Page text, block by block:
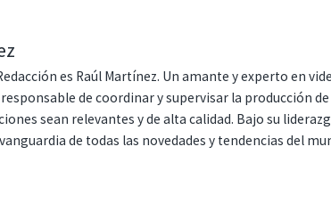
es Raúl Martínez. Un amante y experto en
de coordinar y supervisar la producción
sean relevantes y de alta calidad. Bajo su
de todas las novedades y tendencias del